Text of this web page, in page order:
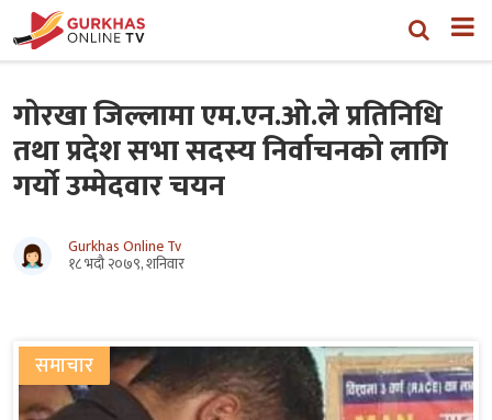
गोरखा जिल्लामा एम.एन.ओ.ले प्रतिनिधि
तथा प्रदेश सभा सदस्य निर्वाचनको लागि
गर्यो उम्मेदवार चयन
Gurkhas Online Tv
१८ भदौ २०७९, शनिवार
समाचार